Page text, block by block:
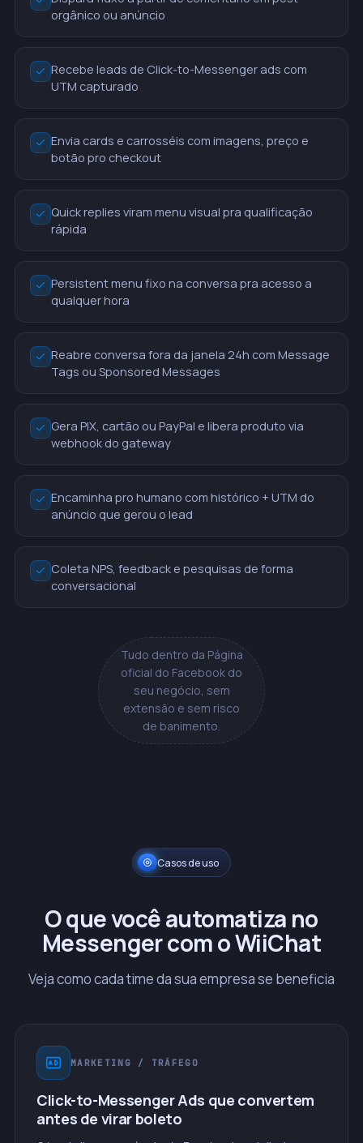
orgânico ou anúncio
Recebe leads de Click-to-Messenger ads com
UTM capturado
Envia cards e carrosséis com imagens, preço e
botão pro checkout
Quick replies viram menu visual pra qualificação
rápida
Persistent menu fixo na conversa pra acesso a
qualquer hora
Reabre conversa fora da janela 24h com Message
Tags ou Sponsored Messages
Gera PIX, cartão ou PayPal e libera produto via
webhook do gateway
Encaminha pro humano com histórico + UTM do
anúncio que gerou o lead
Coleta NPS, feedback e pesquisas de forma
conversacional
Tudo dentro da Página
oficial do Facebook do
seu negócio, sem
extensão e sem risco
de banimento.
Casos de uso
O que você automatiza no
Messenger com o WiiChat
Veja como cada time da sua empresa se beneficia
MARKETING / TRÁFEGO
Click-to-Messenger Ads que convertem
antes de virar boleto